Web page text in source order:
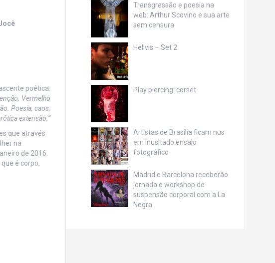
poética:
Vermelho
Poesia, caos,
extensão.”
que através
na
de 2016,
é corpo,
Transgressão e poesia na
web: Arthur Scovino e sua arte
sem censura
Hellvis – Set 2
Play piercing: corset
Artistas de Brasília ficam nus
em inusitado ensaio
fotográfico
Madrid e Barcelona receberão
jornada e workshop de
suspensão corporal com a La
Negra